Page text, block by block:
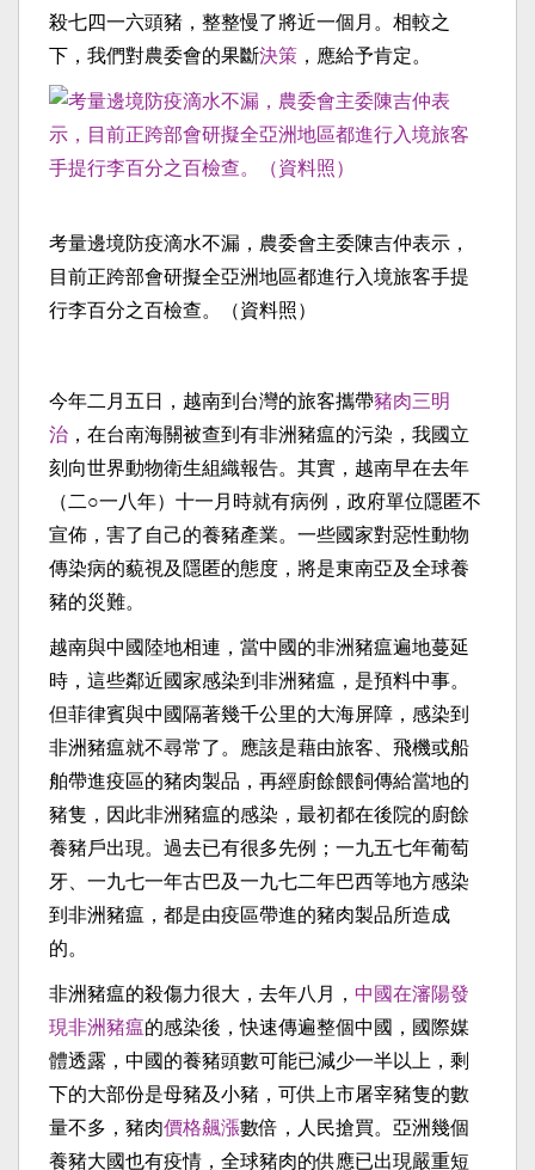
殺七四一六頭豬，整整慢了將近一個月。相較之
下，我們對農委會的果斷決策 ，應給予肯定。
考量邊境防疫滴水不漏，農委會主委陳吉仲表示，
目前正跨部會研擬全亞洲地區都進行入境旅客手提
行李百分之百檢查。（資料照）
今年二月五日，越南到台灣的旅客攜帶豬肉三明
治 ，在台南海關被查到有非洲豬瘟的污染，我國立
刻向世界動物衛生組織報告。其實，越南早在去年
（二○一八年）十一月時就有病例，政府單位隱匿不
宣佈，害了自己的養豬產業。一些國家對惡性動物
傳染病的藐視及隱匿的態度，將是東南亞及全球養
豬的災難。
越南與中國陸地相連，當中國的非洲豬瘟遍地蔓延
時，這些鄰近國家感染到非洲豬瘟，是預料中事。
但菲律賓與中國隔著幾千公里的大海屏障，感染到
非洲豬瘟就不尋常了。應該是藉由旅客、飛機或船
舶帶進疫區的豬肉製品，再經廚餘餵飼傳給當地的
豬隻，因此非洲豬瘟的感染，最初都在後院的廚餘
養豬戶出現。過去已有很多先例；一九五七年葡萄
牙、一九七一年古巴及一九七二年巴西等地方感染
到非洲豬瘟，都是由疫區帶進的豬肉製品所造成
的。
非洲豬瘟的殺傷力很大，去年八月， 中國在瀋陽發
現非洲豬瘟的感染後，快速傳遍整個中國，國際媒
體透露，中國的養豬頭數可能已減少一半以上，剩
下的大部份是母豬及小豬，可供上市屠宰豬隻的數
量不多，豬肉價格飆漲數倍，人民搶買。亞洲幾個
養豬大國也有疫情，全球豬肉的供應已出現嚴重短